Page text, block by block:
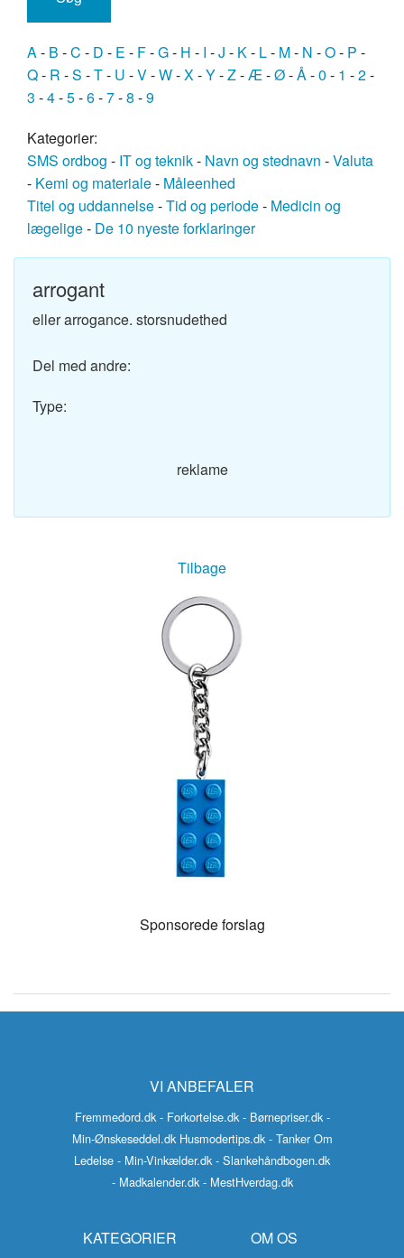
A- B -C - D - E - F-G- H - I -J - K- L- M- N -O- P -
Q- R -S -T- U -V-W-X-Y-Z-Æ-Ø-Å-0 - 1 -2-
3 -4-5-6-7-8 -9
Kategorier:
SMS ordbog - IT og teknik- Navn og stednavn -Valuta
- Kemi og materiale- Måleenhed
Titel og uddannelse-Tid og periode- Medicin og
lægelige- De 10 nyeste forklaringer
arrogant
eller arrogance. storsnudethed
Del med andre:
Type:
reklame
Tilbage
Sponsorede forslag
VI ANBEFALER
Fremmedord.dk - Forkortelse.dk - Børnepriser.dk -
Min-Ønskeseddel.dk Husmodertips.dk - Tanker Om
Ledelse - Min-Vinkælder.dk - Slankehåndbogen.dk
- Madkalender.dk - MestHverdag.dk
KATEGORIER OM OS